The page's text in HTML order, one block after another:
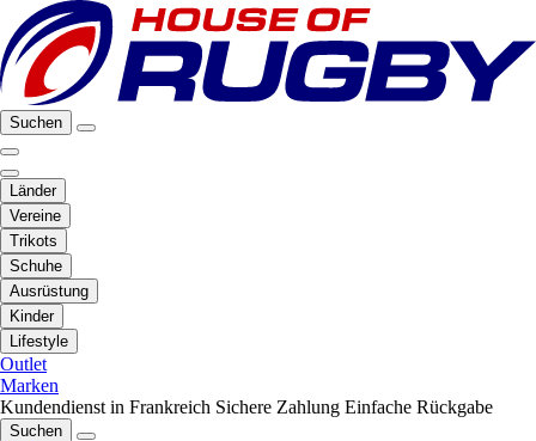
Suchen
Länder
Vereine
Trikots
Schuhe
Ausrüstung
Kinder
Lifestyle
Outlet
Marken
Kundendienst in Frankreich Sichere Zahlung Einfache Rückgabe
Suchen